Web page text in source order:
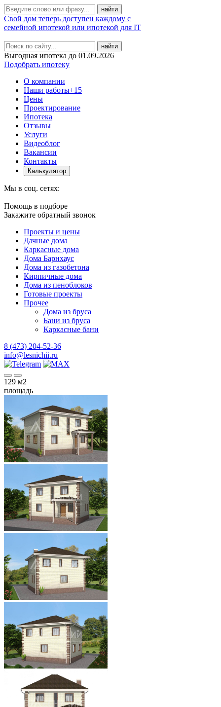
Свой дом теперь доступен каждому с
семейной ипотекой или ипотекой для IT
найти
Выгодная ипотека до 01.09.2026
Подобрать ипотеку
О компании
Наши работы+15
Цены
Проектирование
Ипотека
Отзывы
Услуги
Видеоблог
Вакансии
Контакты
Калькулятор
Мы в соц. сетях:
Помощь в подборе
Закажите обратный звонок
Проекты и цены
Дачные дома
Каркасные дома
Дома Барнхаус
Дома из газобетона
Кирпичные дома
Дома из пеноблоков
Готовые проекты
Прочее
Дома из бруса
Бани из бруса
Каркасные бани
8 (473) 204-52-36
info@lesnichii.ru
129 м2
площадь